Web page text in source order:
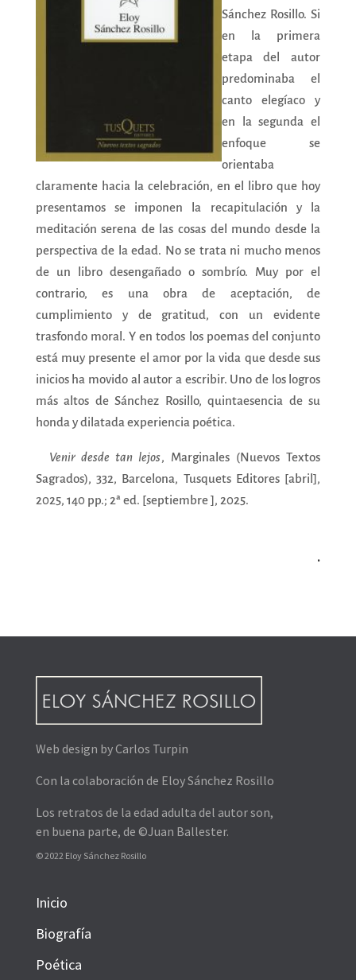
Sánchez Rosillo. Si
en la primera
etapa del autor
predominaba el
canto elegíaco y
en la segunda el
enfoque se
orientaba
claramente hacia la celebración, en el libro que hoy
presentamos se imponen la recapitulación y la
meditación serena de las cosas del mundo desde la
perspectiva de la edad. No se trata ni mucho menos
de un libro desengañado o sombrío. Muy por el
contrario, es una obra de aceptación, de
cumplimiento y de gratitud, con un evidente
trasfondo moral. Y en todos los poemas del conjunto
está muy presente el amor por la vida que desde sus
inicios ha movido al autor a escribir. Uno de los logros
más altos de Sánchez Rosillo, quintaesencia de su
honda y dilatada experiencia poética.
Venir desde tan lejos, Marginales (Nuevos Textos
Sagrados), 332, Barcelona, Tusquets Editores [abril],
2025, 140 pp.; 2ª ed. [septiembre ], 2025.
.
Web design by Carlos Turpin
Con la colaboración de Eloy Sánchez Rosillo
Los retratos de la edad adulta del autor son,
en buena parte, de ©Juan Ballester.
© 2022 Eloy Sánchez Rosillo
Inicio
Biografía
Poética